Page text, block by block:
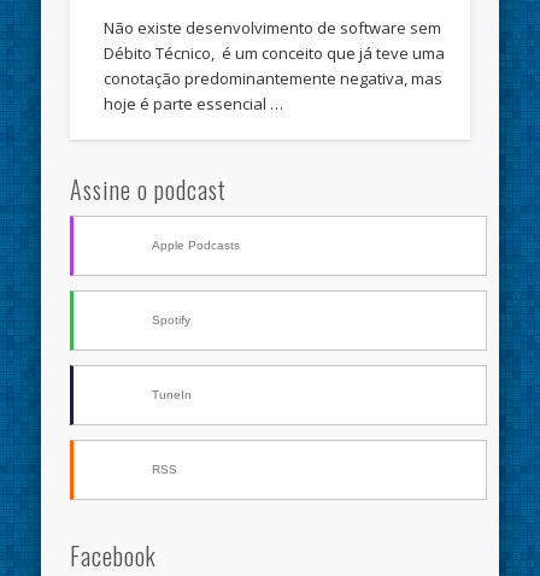
Não existe desenvolvimento de software sem
Débito Técnico, é um conceito que já teve uma
conotação predominantemente negativa, mas
hoje é parte essencial …
Assine o podcast
Apple Podcasts
Spotify
TuneIn
RSS
Facebook